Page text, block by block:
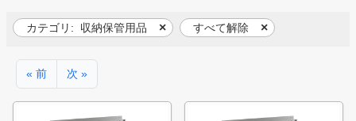
カテゴリ: 収納保管用品 すべて解除
« 前 次 »